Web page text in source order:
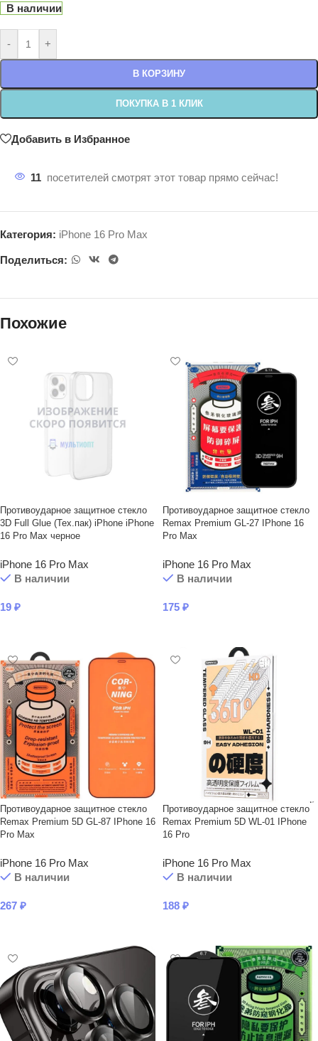
В наличии
- +
В КОРЗИНУ
ПОКУПКА В 1 КЛИК
Добавить в Избранное
11 посетителей смотрят этот товар прямо сейчас!
Категория: iPhone 16 Pro Max
Поделиться:
Похожие
Противоударное защитное стекло
3D Full Glue (Тех.пак) iPhone iPhone
16 Pro Max черное
iPhone 16 Pro Max
В наличии
19 ₽
Противоударное защитное стекло
Remax Premium GL-27 IPhone 16
Pro Max
iPhone 16 Pro Max
В наличии
175 ₽
Противоударное защитное стекло
Remax Premium 5D GL-87 IPhone 16
Pro Max
iPhone 16 Pro Max
В наличии
267 ₽
Противоударное защитное стекло
Remax Premium 5D WL-01 IPhone
16 Pro
iPhone 16 Pro Max
В наличии
188 ₽